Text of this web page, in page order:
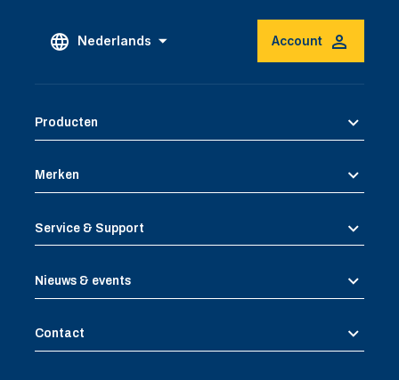
Nederlands Account
Producten
Merken
Service & Support
Nieuws & events
Contact